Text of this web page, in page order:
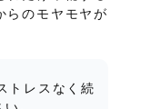
らのモヤモヤが
トレスなく続